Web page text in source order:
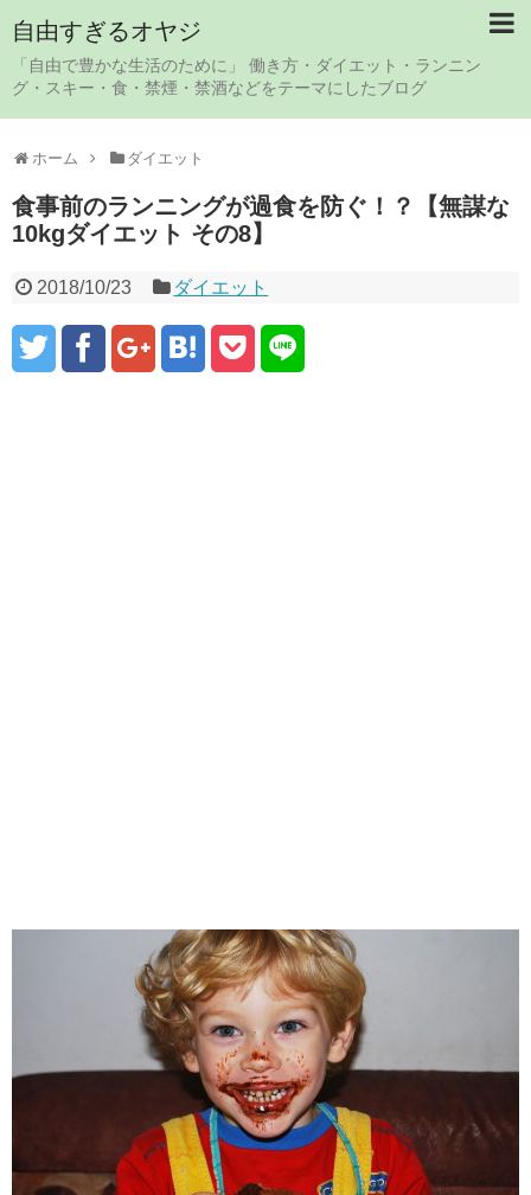
自由すぎるオヤジ
「自由で豊かな生活のために」 働き方・ダイエット・ランニン
グ・スキー・食・禁煙・禁酒などをテーマにしたブログ
ホーム ダイエット
食事前のランニングが過食を防ぐ！？【無謀な
10kgダイエット その8】
2018/10/23 ダイエット